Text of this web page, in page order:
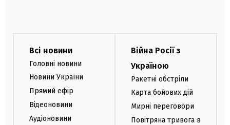
Всі новини
Головні новини
Новини України
Прямий ефір
Відеоновини
Аудіоновини
Війна Росії з
Україною
Ракетні обстріли
Карта бойових дій
Мирні переговори
Повітряна тривога в